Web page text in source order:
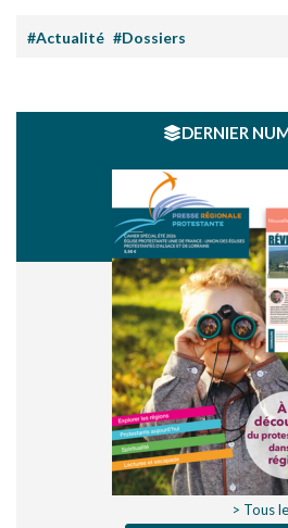
#Actualité #Dossiers
DERNIER
> Tous